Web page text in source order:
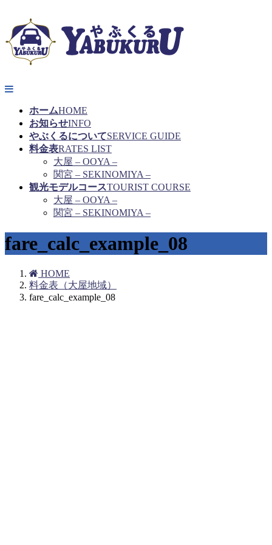
ホームHOME
お知らせINFO
やぶくるについてSERVICE GUIDE
料金表RATES LIST
大屋 – OOYA –
関宮 – SEKINOMIYA –
観光モデルコースTOURIST COURSE
大屋 – OOYA –
関宮 – SEKINOMIYA –
fare_calc_example_08
HOME
料金表（大屋地域）
fare_calc_example_08